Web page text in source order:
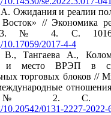
Ожидания и реалии
Восток» // Экономика
№ 4. С.
2017-4-4
В., Тангаева А.,
и место ВРЭП в
торговых блоков //
2. С.
0131-2227-2022-